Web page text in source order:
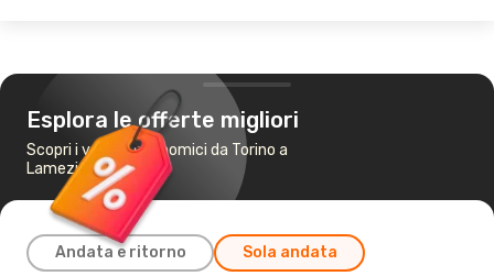
Esplora le offerte migliori
Scopri i voli più economici da Torino a
Lamezia Terme
Andata e ritorno Sola andata